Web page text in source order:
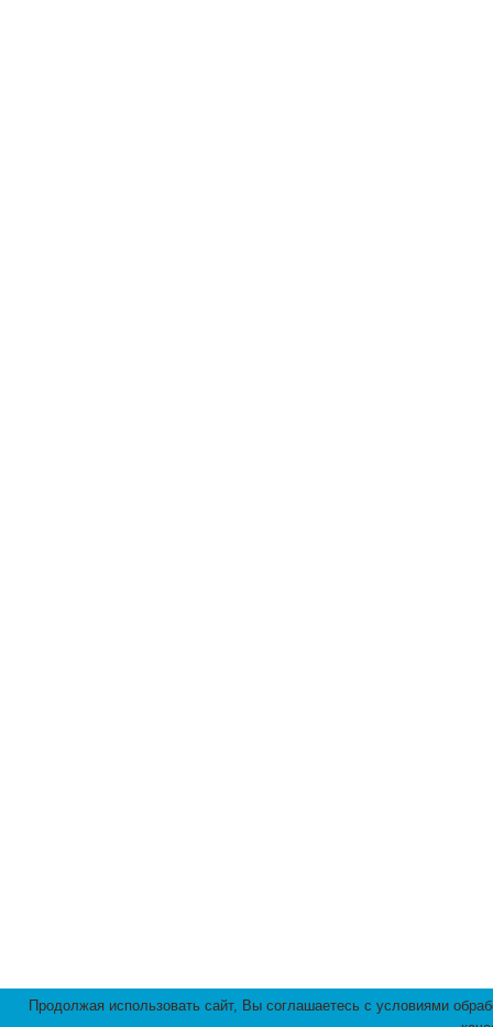
Продолжая использовать сайт, Вы соглашаетесь с условиями